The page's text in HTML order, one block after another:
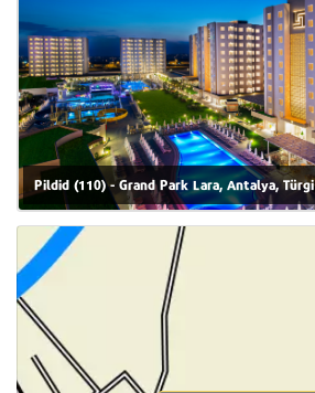
Pildid (110) - Grand Park Lara, Antalya, Türgi